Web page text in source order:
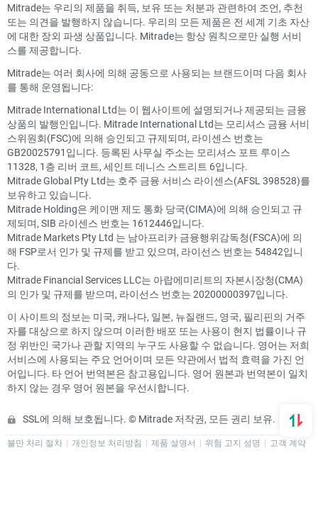
Mitrade는 우리의 제품을 취득, 보유 또는 처분과 관련하여 조언, 추천
또는 의견을 발행하지 않습니다. 우리의 모든 제품은 전 세계 기초 자산
에 대한 장외 파생 상품입니다. Mitrade는 항상 원칙으로만 실행 서비
스를 제공합니다.
Mitrade는 여러 회사에 의해 공동으로 사용되는 브랜드이며 다음 회사
를 통해 운영됩니다:
Mitrade International Ltd는 이 웹사이트에 설명되거나 제공되는 금융
상품의 발행인입니다. Mitrade International Ltd는 모리셔스 금융 서비
스위원회(FSC)에 의해 승인되고 규제되며, 라이센스 번호는
GB20025791입니다. 등록된 사무실 주소는 모리셔스 포트 루이스
11328, 1층 리버 코트, 세인트 데니스 스트리트 6입니다.
Mitrade Global Pty Ltd는 호주 금융 서비스 라이센스(AFSL 398528)를
보유하고 있습니다.
Mitrade Holding은 케이맨 제도 통화 당국(CIMA)에 의해 승인되고 규
제되며, SIB 라이센스 번호는 1612446입니다.
Mitrade Markets Pty Ltd 는 남아프리카 금융행위감독청(FSCA)에 의
해 FSP로서 인가 및 규제를 받고 있으며, 라이선스 번호는 54842입니
다.
Mitrade Financial Services LLC는 아랍에미리트의 자본시장청(CMA)
의 인가 및 규제를 받으며, 라이선스 번호는 20200000397입니다.
이 사이트의 정보는 미국, 캐나다, 일본, 뉴질랜드, 영국, 필리핀의 거주
자를 대상으로 하지 않으며 이러한 배포 또는 사용이 현지 법률이나 규
정 위반인 국가나 관할 지역의 누구도 사용할 수 없습니다. 영어는 저희
서비스에 사용되는 주요 언어이며 모든 약관에서 법적 효력을 가진 언
어입니다. 타 언어 번역본은 참고용입니다. 영어 원본과 번역본이 일치
하지 않는 경우 영어 원본을 우선시합니다.
SSL에 의해 보호됩니다. © Mitrade 저작권, 모든 권리 보유.
불만 처리 절차 개인정보 처리방침 제품 설명서 위험 고지 성명 고객 계약